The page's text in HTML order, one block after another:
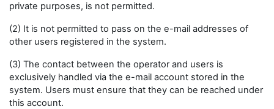
private purposes, is not permitted.
(2) It is not permitted to pass on the e-mail addresses of
other users registered in the system.
(3) The contact between the operator and users is
exclusively handled via the e-mail account stored in the
system. Users must ensure that they can be reached under
this account.